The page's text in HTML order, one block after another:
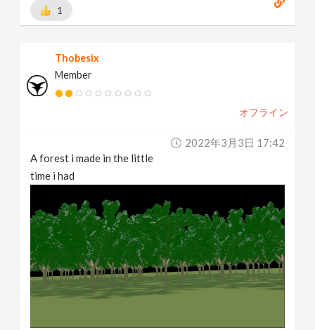
1
Thobesix
Member
オフライン
2022年3月3日 17:42
A forest i made in the little
time i had